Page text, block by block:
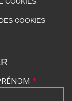
COOKIES
*